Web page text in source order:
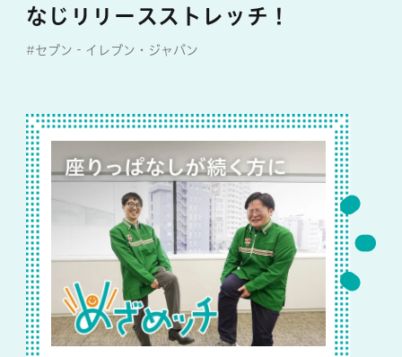
なじリリースストレッチ！
#セブン‐イレブン・ジャパン